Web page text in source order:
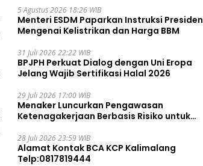
5 Agustus 2026 18:26 WIB
Menteri ESDM Paparkan Instruksi Presiden
Mengenai Kelistrikan dan Harga BBM
31 Juli 2026 22:22 WIB
BPJPH Perkuat Dialog dengan Uni Eropa
Jelang Wajib Sertifikasi Halal 2026
29 Juli 2026 17:00 WIB
Menaker Luncurkan Pengawasan
Ketenagakerjaan Berbasis Risiko untuk
28 Juli 2026 23:59 WIB
Alamat Kontak BCA KCP Kalimalang
Telp:0817819444